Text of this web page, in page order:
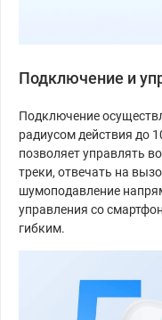
Подключение и
Подключение
радиусом действия до
позволяет управлять
треки, отвечать на
шумоподавление
управления со
гибким.